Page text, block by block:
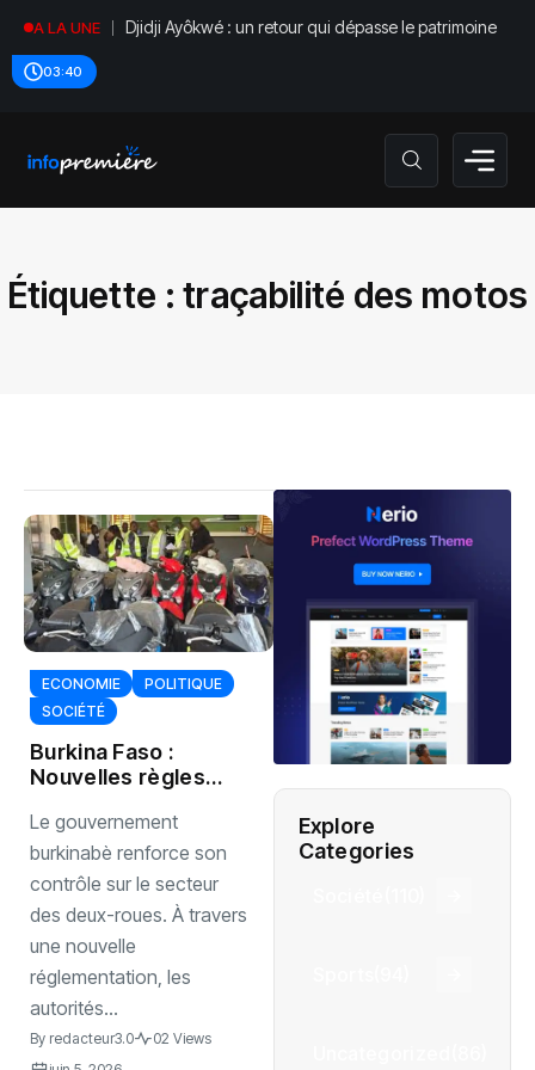
A LA UNE Djidji Ayôkwé : un retour qui dépasse le patrimoine
03:40
Étiquette :traçabilité des motos
ECONOMIE
POLITIQUE
SOCIÉTÉ
Burkina Faso :
Nouvelles règles
l’importation et la
vente des motos
Le gouvernement
burkinabè renforce son
contrôle sur le secteur
des deux-roues. À travers
une nouvelle
réglementation, les
autorités...
By redacteur3.0
02 Views
Explore
Categories